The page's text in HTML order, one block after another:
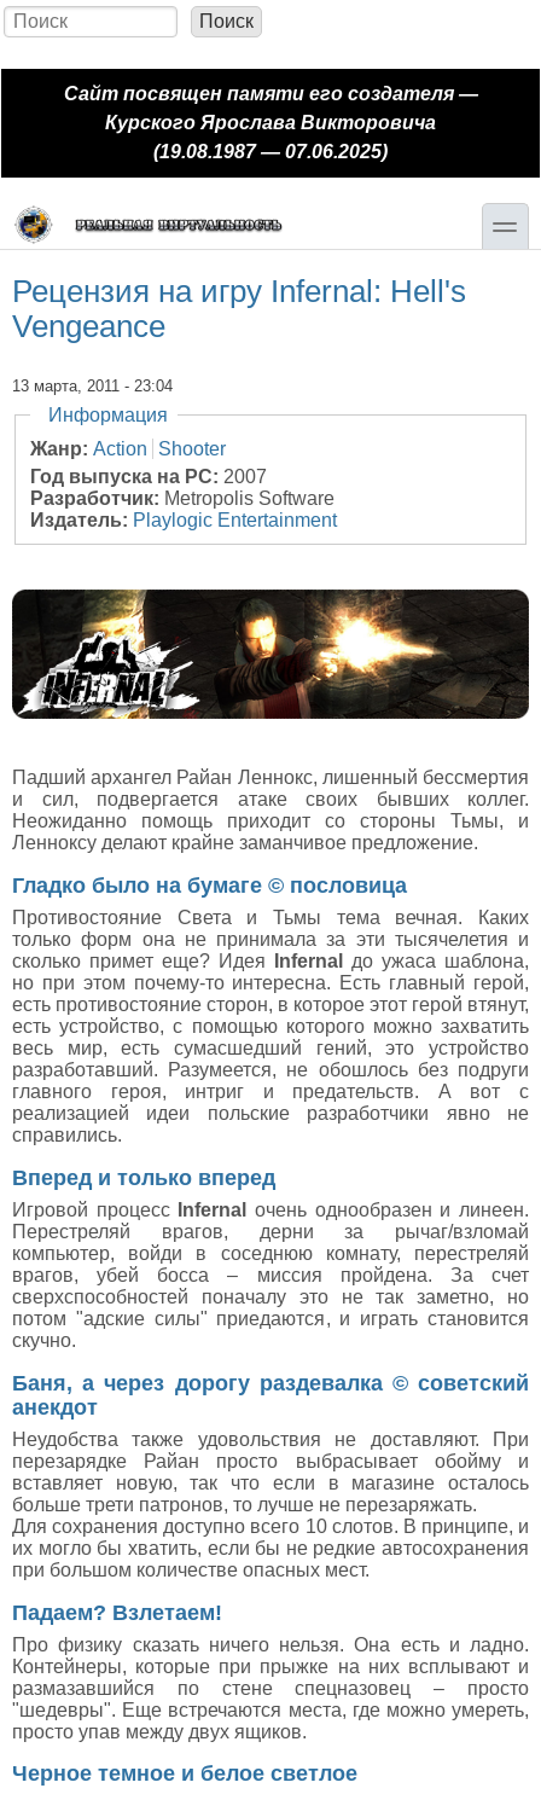
Перейти к основному содержанию
Skip to search
Форма поиска
Поиск
Сайт посвящен памяти его создателя —
Курского Ярослава Викторовича
(19.08.1987 — 07.06.2025)
toggle
Рецензия на игру Infernal: Hell's
Vengeance
13 марта, 2011 - 23:04
Скрыть
Информация
Жанр: Action
Shooter
Год выпуска на PC: 2007
Разработчик: Metropolis Software
Издатель: Playlogic Entertainment
Падший архангел Райан Леннокс, лишенный бессмертия
и сил, подвергается атаке своих бывших коллег.
Неожиданно помощь приходит со стороны Тьмы, и
Ленноксу делают крайне заманчивое предложение.
Гладко было на бумаге © пословица
Противостояние Света и Тьмы тема вечная. Каких
только форм она не принимала за эти тысячелетия и
сколько примет еще? Идея
Infernal
до ужаса шаблона,
но при этом почему-то интересна. Есть главный герой,
есть противостояние сторон, в которое этот герой втянут,
есть устройство, с помощью которого можно захватить
весь мир, есть сумасшедший гений, это устройство
разработавший. Разумеется, не обошлось без подруги
главного героя, интриг и предательств. А вот с
реализацией идеи польские разработчики явно не
справились.
Вперед и только вперед
Игровой процесс Infernal
очень однообразен и линеен.
Перестреляй врагов, дерни за рычаг/взломай
компьютер, войди в соседнюю комнату, перестреляй
врагов, убей босса – миссия пройдена. За счет
сверхспособностей поначалу это не так заметно, но
потом "адские силы" приедаются, и играть становится
скучно.
Баня, а через дорогу раздевалка © советский
анекдот
Неудобства также удовольствия не доставляют. При
перезарядке Райан просто выбрасывает обойму и
вставляет новую, так что если в магазине осталось
больше трети патронов, то лучше не перезаряжать.
Для сохранения доступно всего 10 слотов. В принципе, и
их могло бы хватить, если бы не редкие автосохранения
при большом количестве опасных мест.
Падаем? Взлетаем!
Про физику сказать ничего нельзя. Она есть и ладно.
Контейнеры, которые при прыжке на них всплывают и
размазавшийся по стене спецназовец – просто
"шедевры". Еще встречаются места, где можно умереть,
просто упав между двух ящиков.
Черное темное и белое светлое